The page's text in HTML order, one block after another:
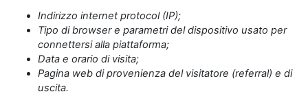
Indirizzo internet protocol (IP);
Tipo di browser e parametri del dispositivo usato per
connettersi alla piattaforma;
Data e orario di visita;
Pagina web di provenienza del visitatore (referral) e di
uscita.